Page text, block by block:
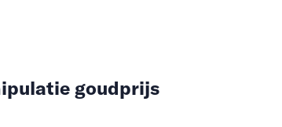
goudprijs